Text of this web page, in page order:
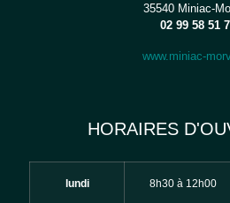
35540 Miniac-
02 99 58 51
www.miniac-
HORAIRES
lundi 8h30 à 12h00